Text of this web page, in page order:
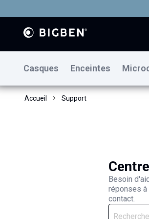
Casques Enceintes
Accueil Support
Besoin
réponses
contact.